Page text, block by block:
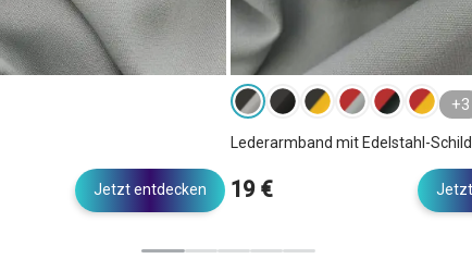
Jetzt entdecken
+3
Lederarmband mit Edelstahl-Schild
19 €